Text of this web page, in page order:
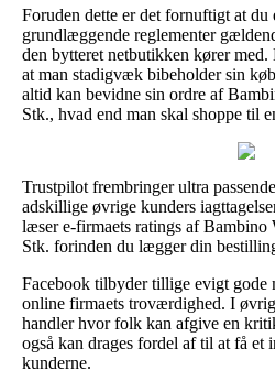
Foruden dette er det fornuftigt at du
grundlæggende reglementer
den bytteret netbutikken kører med.
at man stadigvæk bibeholder sin
altid kan bevidne sin ordre af
Stk., hvad end man skal shoppe til
Trustpilot frembringer ultra
adskillige øvrige kunders
læser e-firmaets ratings af
Stk. forinden du lægger din
Facebook tilbyder tillige evigt gode
online firmaets troværdighed. I
handler hvor folk kan afgive en
også kan drages fordel af til at få et
kunderne.